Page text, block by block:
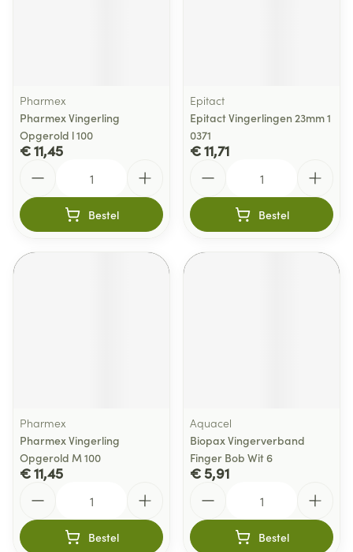
Pharmex
Pharmex Vingerling
Opgerold l 100
€ 11,45
Bestel
Epitact
Epitact Vingerlingen 23mm 1
0371
€ 11,71
Bestel
Pharmex
Pharmex Vingerling
Opgerold M 100
€ 11,45
Bestel
Aquacel
Biopax Vingerverband
Finger Bob Wit 6
€ 5,91
Bestel